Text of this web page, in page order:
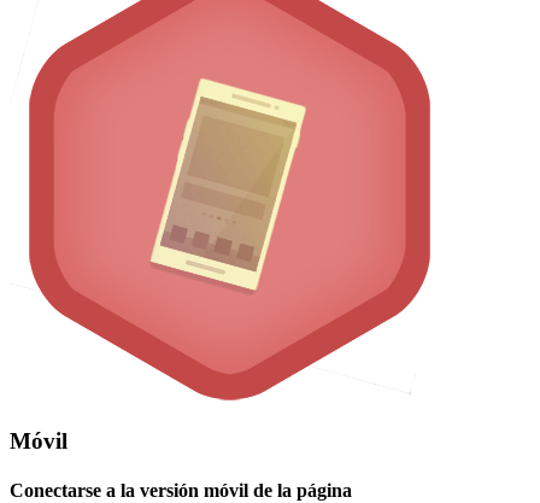
Móvil
Conectarse a la versión móvil de la página